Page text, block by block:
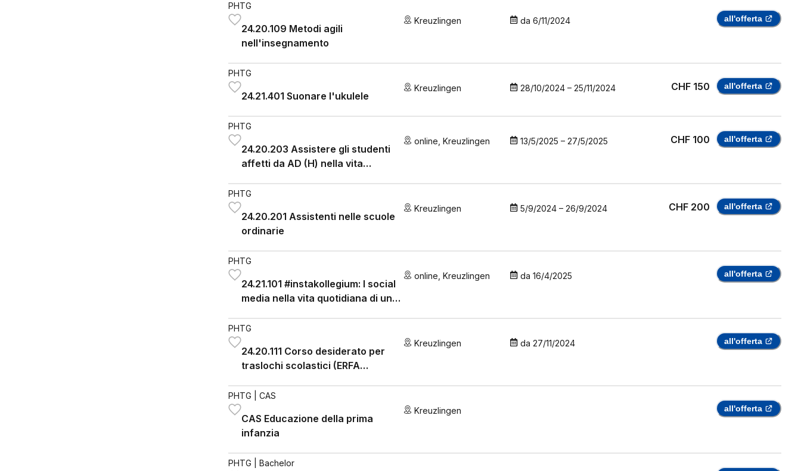
PHTG
24.20.109 Metodi agili
nell'insegnamento
Kreuzlingen da 6/11/2024 all'offerta
PHTG
24.21.401 Suonare l'ukulele
Kreuzlingen 28/10/2024– 25/11/2024 CHF 150 all'offerta
PHTG
24.20.203 Assistere gli studenti
affetti da AD (H) nella vita
online ,Kreuzlingen 13/5/2025 – 27/5/2025 CHF 100 all'offerta
PHTG
24.20.201 Assistenti nelle scuole
ordinarie
Kreuzlingen 5/9/2024– 26/9/2024 CHF 200 all'offerta
PHTG
24.21.101 #instakollegium: I social
media nella vita quotidiana di un
online ,Kreuzlingen da 16/4/2025 all'offerta
PHTG
24.20.111 Corso desiderato per
traslochi scolastici (ERFA
Kreuzlingen da 27/11/2024 all'offerta
PHTG | CAS
CAS Educazione della prima
infanzia
Kreuzlingen all'offerta
PHTG | Bachelor